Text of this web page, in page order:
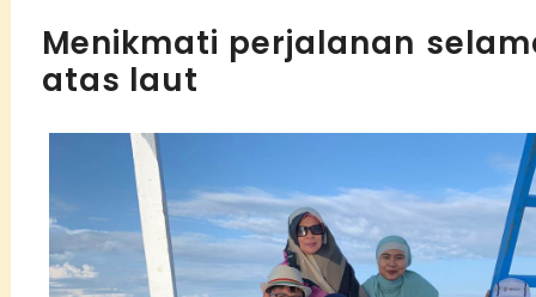
Menikmati perjalanan
atas laut